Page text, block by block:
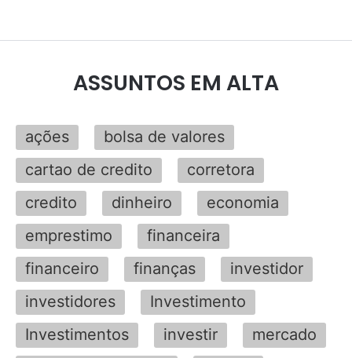
ASSUNTOS EM ALTA
ações
bolsa de valores
cartao de credito
corretora
credito
dinheiro
economia
emprestimo
financeira
financeiro
finanças
investidor
investidores
Investimento
Investimentos
investir
mercado